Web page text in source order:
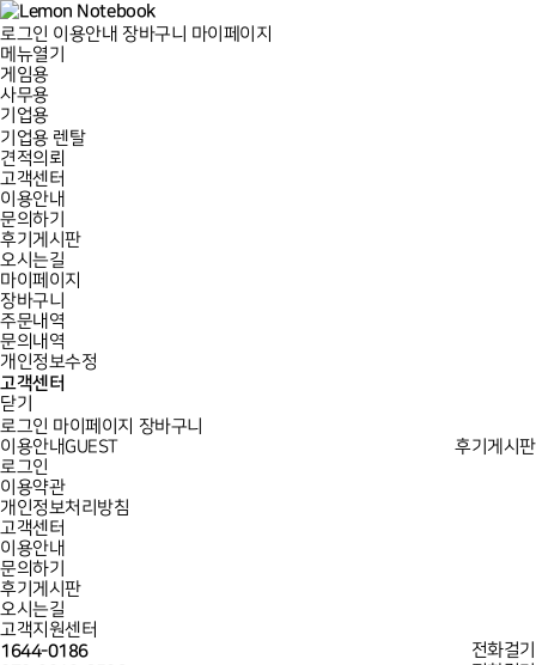
로그인 이용안내 장바구니 마이페이지
메뉴열기
게임용
사무용
기업용
기업용 렌탈
견적의뢰
고객센터
이용안내
문의하기
후기게시판
오시는길
마이페이지
장바구니
주문내역
문의내역
개인정보수정
고객센터
닫기
로그인 마이페이지
장바구니
이용안내
후기게시판
GUEST
로그인
이용약관
개인정보처리방침
고객센터
이용안내
문의하기
후기게시판
오시는길
고객지원센터
1644-0186 전화걸기